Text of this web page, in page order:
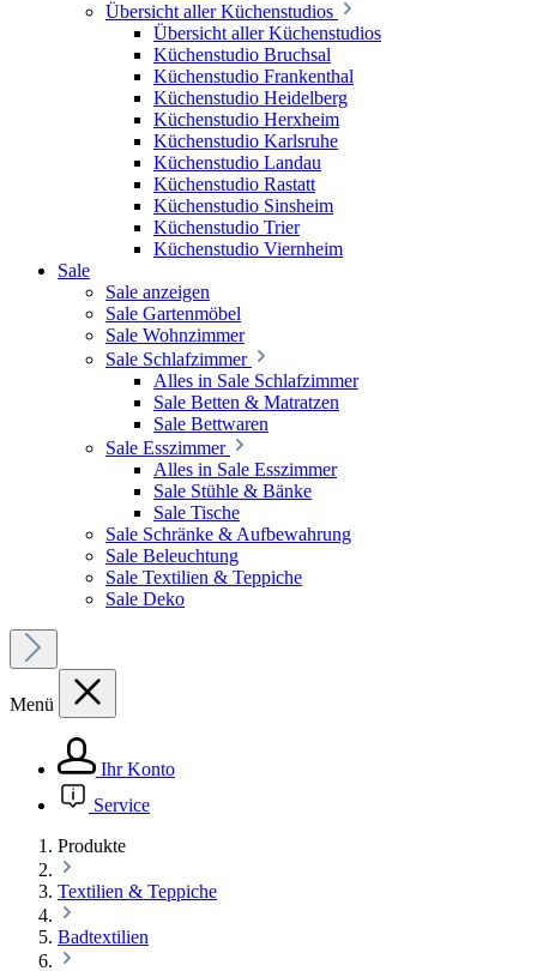
Übersicht aller Küchenstudios
Übersicht aller Küchenstudios
Küchenstudio Bruchsal
Küchenstudio Frankenthal
Küchenstudio Heidelberg
Küchenstudio Herxheim
Küchenstudio Karlsruhe
Küchenstudio Landau
Küchenstudio Rastatt
Küchenstudio Sinsheim
Küchenstudio Trier
Küchenstudio Viernheim
Sale
Sale anzeigen
Sale Gartenmöbel
Sale Wohnzimmer
Sale Schlafzimmer
Alles in Sale Schlafzimmer
Sale Betten & Matratzen
Sale Bettwaren
Sale Esszimmer
Alles in Sale Esszimmer
Sale Stühle & Bänke
Sale Tische
Sale Schränke & Aufbewahrung
Sale Beleuchtung
Sale Textilien & Teppiche
Sale Deko
Menü
Ihr Konto
Service
Produkte
Textilien & Teppiche
Badtextilien